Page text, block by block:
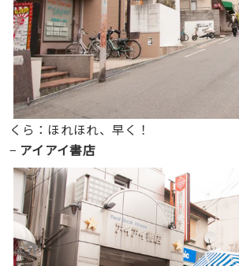
くら：ほれほれ、早く！
− アイアイ書店